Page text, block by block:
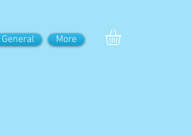
General More